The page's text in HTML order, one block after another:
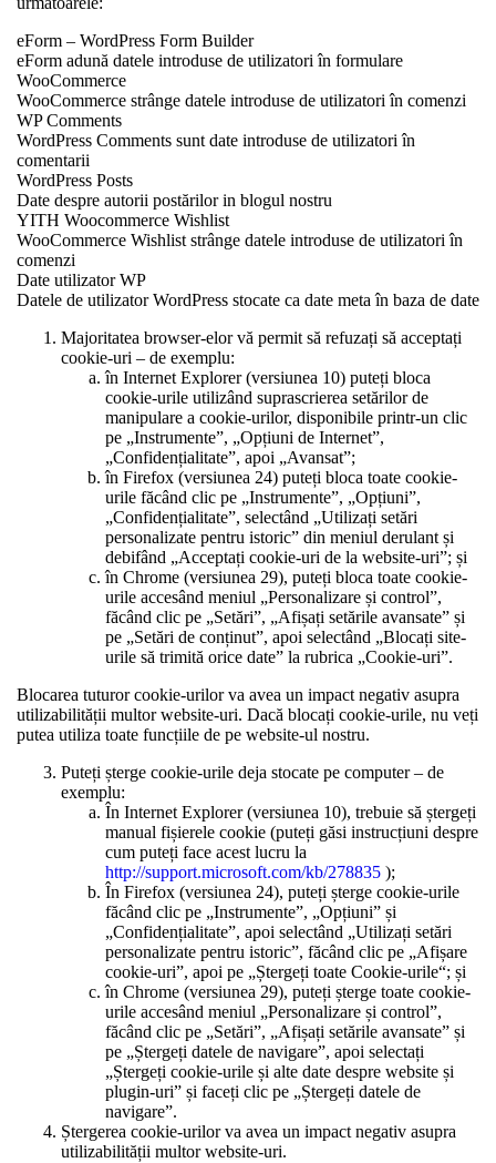
eForm – WordPress Form Builder
eForm adună datele introduse de utilizatori în formulare
WooCommerce
WooCommerce strânge datele introduse de utilizatori în comenzi
WP Comments
WordPress Comments sunt date introduse de utilizatori în
comentarii
WordPress Posts
Date despre autorii postărilor in blogul nostru
YITH Woocommerce Wishlist
WooCommerce Wishlist strânge datele introduse de utilizatori în
comenzi
Date utilizator WP
Datele de utilizator WordPress stocate ca date meta în baza de date
Majoritatea browser-elor vă permit să refuzați să acceptați
cookie-uri – de exemplu:
în Internet Explorer (versiunea 10) puteți bloca
cookie-urile utilizând suprascrierea setărilor de
manipulare a cookie-urilor, disponibile printr-un clic
pe „Instrumente”, „Opțiuni de Internet”,
„Confidențialitate”, apoi „Avansat”;
în Firefox (versiunea 24) puteți bloca toate cookie-
urile făcând clic pe „Instrumente”, „Opțiuni”,
„Confidențialitate”, selectând „Utilizați setări
personalizate pentru istoric” din meniul derulant și
debifând „Acceptați cookie-uri de la website-uri”; și
în Chrome (versiunea 29), puteți bloca toate cookie-
urile accesând meniul „Personalizare și control”,
făcând clic pe „Setări”, „Afișați setările avansate” și
pe „Setări de conținut”, apoi selectând „Blocați site-
urile să trimită orice date” la rubrica „Cookie-uri”.
Blocarea tuturor cookie-urilor va avea un impact negativ asupra
utilizabilității multor website-uri. Dacă blocați cookie-urile, nu veți
putea utiliza toate funcțiile de pe website-ul nostru.
Puteți șterge cookie-urile deja stocate pe computer – de
exemplu:
În Internet Explorer (versiunea 10), trebuie să ștergeți
manual fișierele cookie (puteți găsi instrucțiuni despre
cum puteți face acest lucru la
http://support.microsoft.com/kb/278835 );
În Firefox (versiunea 24), puteți șterge cookie-urile
făcând clic pe „Instrumente”, „Opțiuni” și
„Confidențialitate”, apoi selectând „Utilizați setări
personalizate pentru istoric”, făcând clic pe „Afișare
cookie-uri”, apoi pe „Ștergeți toate Cookie-urile“; și
în Chrome (versiunea 29), puteți șterge toate cookie-
urile accesând meniul „Personalizare și control”,
făcând clic pe „Setări”, „Afișați setările avansate” și
pe „Ștergeți datele de navigare”, apoi selectați
„Ștergeți cookie-urile și alte date despre website și
plugin-uri” și faceți clic pe „Ștergeți datele de
navigare”.
Ștergerea cookie-urilor va avea un impact negativ asupra
utilizabilității multor website-uri.